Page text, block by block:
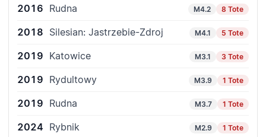
2016 Rudna M4.2 8 Tote
2018 Silesian: Jastrzebie-Zdroj M4.1 5 Tote
2019 Katowice M3.1 3 Tote
2019 Rydultowy M3.9 1 Tote
2019 Rudna M3.7 1 Tote
2024 Rybnik M2.9 1 Tote